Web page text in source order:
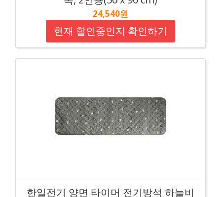
24,540원
현재 할인중인지 확인하기
한일전기 양면 타이머 전기방석 하늘비